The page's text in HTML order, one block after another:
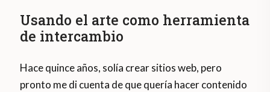
Usando el arte como herramienta
de intercambio
Hace quince años, solía crear sitios web, pero
pronto me di cuenta de que quería hacer contenido